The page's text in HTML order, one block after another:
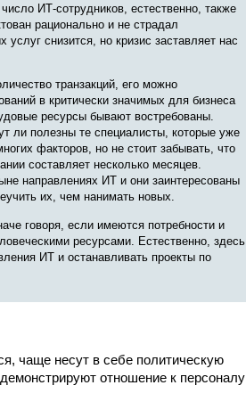
ИТ‑сотрудников, естественно, также
рационально и не страдал
снизится, но кризис заставляет нас
транзакций, его можно
в критически значимых для бизнеса
ресурсы бывают востребованы.
ли полезны те специалисты, которые уже
факторов, но не стоит забывать, что
составляет несколько месяцев.
направлениях ИТ и они заинтересованы
их, чем нанимать новых.
говоря, если имеются потребности и
ресурсами. Естественно, здесь
ИТ и останавливать проекты по
чаще несут в себе политическую
отношение к персоналу